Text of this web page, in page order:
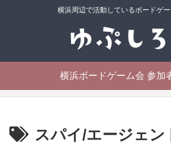
横浜周辺で活動しているボードゲ
横浜ボードゲーム会 参加
スパイ/エージェン